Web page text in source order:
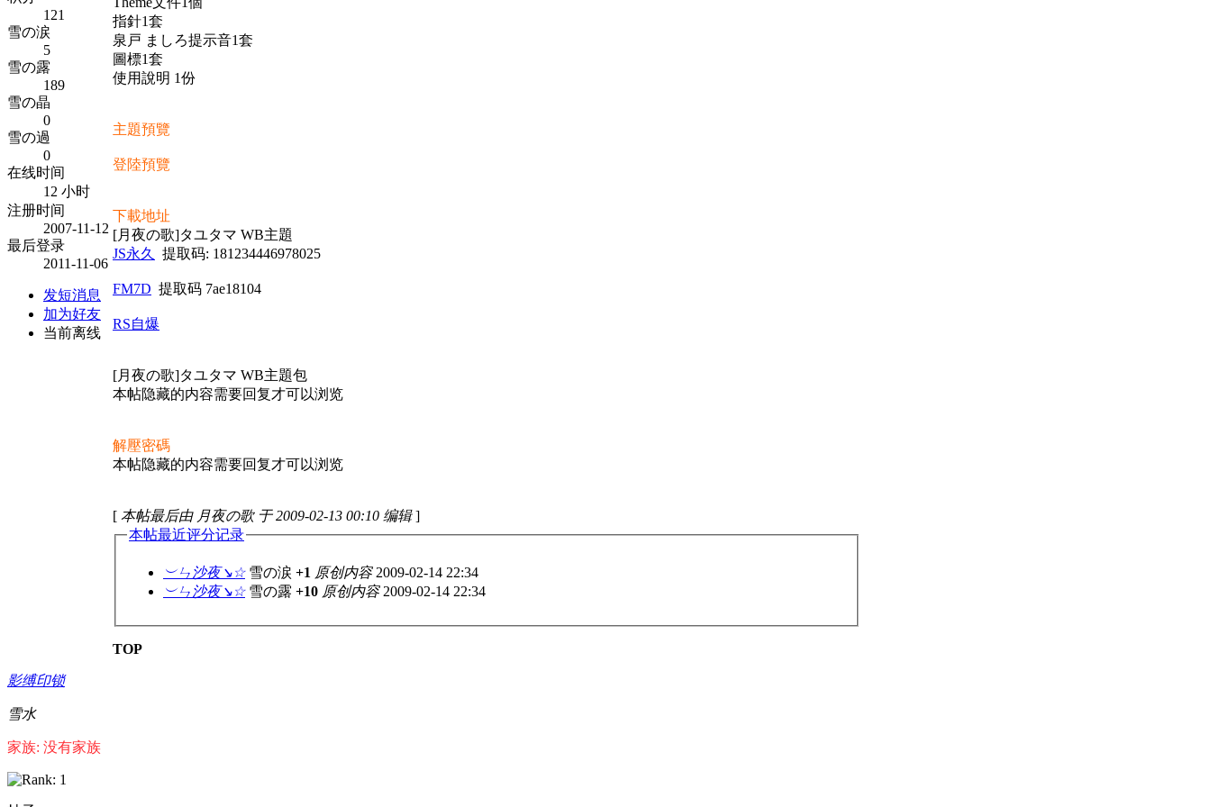
121
雪の涙
5
雪の露
189
雪の晶
0
雪の過
0
在线时间
12 小时
注册时间
2007-11-12
最后登录
2011-11-06
发短消息
加为好友
当前离线
指針1套
泉戸 ましろ提示音1套
圖標1套
使用說明 1份
主題預覽
登陸預覽
下載地址
[月夜の歌]タユタマ WB主題
JS永久
提取码: 181234446978025
FM7D 提取码 7ae18104
RS自爆
[月夜の歌]タユタマ WB主題包
本帖隐藏的内容需要回复才可以浏览
解壓密碼
本帖隐藏的内容需要回复才可以浏览
[ 本帖最后由 月夜の歌 于 2009-02-13 00:10 编辑]
本帖最近评分记录
︶ㄣ沙夜↘☆ 雪の涙 +1 原创内容 2009-02-14 22:34
︶ㄣ沙夜↘☆ 雪の露 +10 原创内容 2009-02-14 22:34
TOP
影缚印锁
雪水
家族: 没有家族